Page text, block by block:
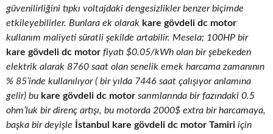
güvenilirliğini tıpkı voltajdaki dengesizlikler benzer biçimde
etkileyebilirler. Bunlara ek olarak kare gövdeli dc motor
kullanım maliyeti süratli şekilde artabilir. Mesela; 100HP bir
kare gövdeli dc motor fiyatı $0.05/kWh olan bir şebekeden
elektrik alarak 8760 saat olan senelik emek harcama zamanının
% 85’inde kullanılıyor ( bir yılda 7446 saat çalışıyor anlamına
gelir) bu kare gövdeli dc motor sarımlarında bir fazındaki 0.5
ohm’luk bir direnç artışı, bu motorda 2000$ extra bir harcamaya,
başka bir deyişle İstanbul kare gövdeli dc motor Tamiri için